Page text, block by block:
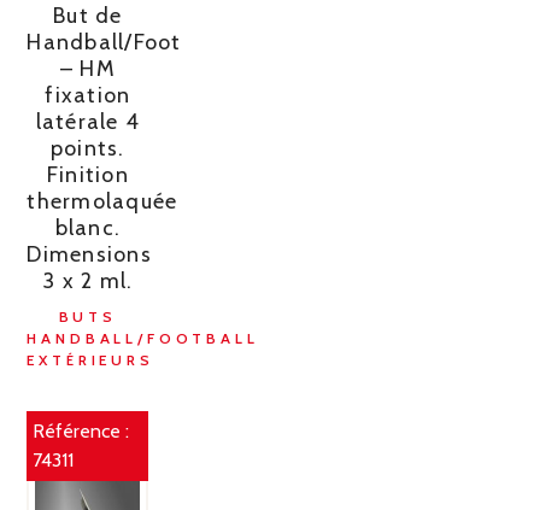
But de
Handball/Foot
– HM
fixation
latérale 4
points.
Finition
thermolaquée
blanc.
Dimensions
3 x 2 ml.
BUTS
HANDBALL/FOOTBALL
EXTÉRIEURS
Référence :
74311